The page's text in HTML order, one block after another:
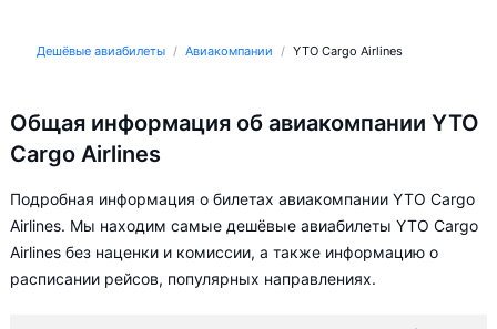
Дешёвые авиабилеты Авиакомпании YTO Cargo Airlines
Общая информация об авиакомпании YTO
Cargo Airlines
Подробная информация о билетах авиакомпании YTO Cargo
Airlines. Мы находим самые дешёвые авиабилеты YTO Cargo
Airlines без наценки и комиссии, а также информацию о
расписании рейсов, популярных направлениях.